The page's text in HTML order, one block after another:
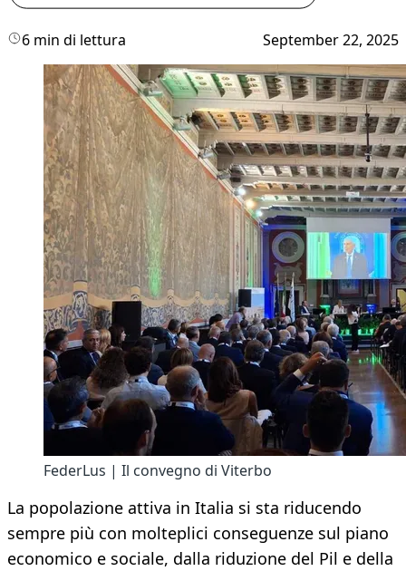
6 min di lettura September 22, 2025
FederLus | Il convegno di Viterbo
La popolazione attiva in Italia si sta riducendo
sempre più con molteplici conseguenze sul piano
economico e sociale, dalla riduzione del Pil e della